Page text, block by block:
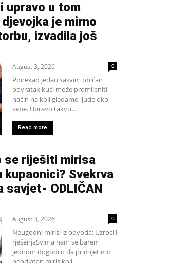
upravo u tom
je mirno
izvadila još
August 3, 2026 0
Ponekad jedan sasvim običan
povratak kući može promijeniti
način na koji gledamo ljude oko
sebe. Upravo takvu...
Read more
se riješiti mirisa
kupaonici? Svekrva
savjet- ODLIČAN
August 3, 2026 0
Neugodni mirisi iz odvoda: Uzroci i
rješenjaSvima nam se barem
jednom dogodilo da primijetimo